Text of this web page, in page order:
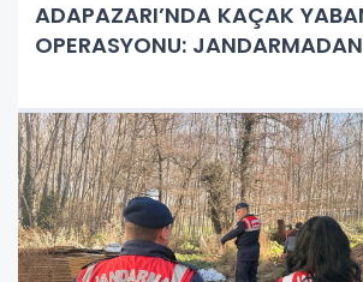
ADAPAZARI’NDA KAÇAK
OPERASYONU: